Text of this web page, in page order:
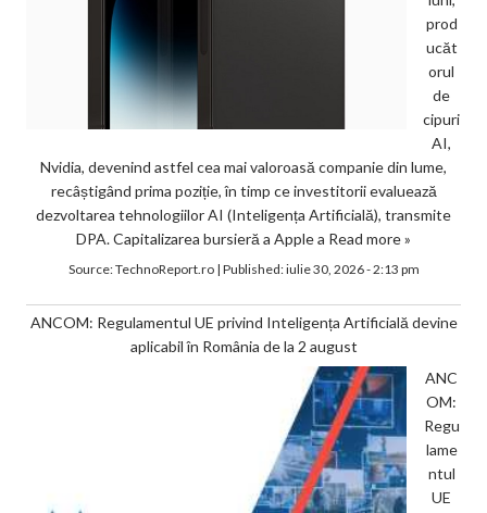
prod
ucăt
orul
de
cipuri
AI,
Nvidia, devenind astfel cea mai valoroasă companie din lume,
recâștigând prima poziție, în timp ce investitorii evaluează
dezvoltarea tehnologiilor AI (Inteligența Artificială), transmite
DPA. Capitalizarea bursieră a Apple a Read more »
Source:TechnoReport.ro| Published:iulie 30, 2026 - 2:13 pm
ANCOM: Regulamentul UE privind Inteligența Artificială devine
aplicabil în România de la 2 august
ANC
OM:
Regu
lame
ntul
UE